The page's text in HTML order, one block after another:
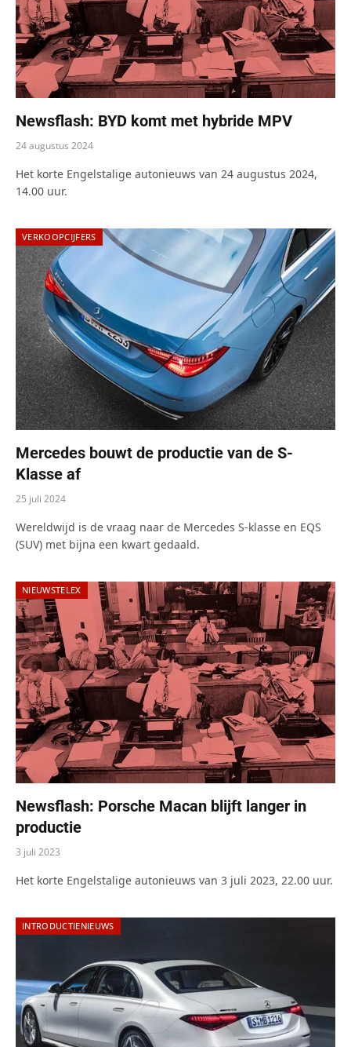
Newsflash: BYD komt met hybride MPV
24 augustus 2024
Het korte Engelstalige autonieuws van 24 augustus 2024,
14.00 uur.
VERKOOPCIJFERS
Mercedes bouwt de productie van de S-
Klasse af
25 juli 2024
Wereldwijd is de vraag naar de Mercedes S-klasse en EQS
(SUV) met bijna een kwart gedaald.
NIEUWSTELEX
Newsflash: Porsche Macan blijft langer in
productie
3 juli 2023
Het korte Engelstalige autonieuws van 3 juli 2023, 22.00 uur.
INTRODUCTIENIEUWS